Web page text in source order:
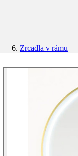
Zrcadla v rámu